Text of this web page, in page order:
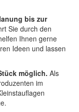
bis zur
Sie durch den
Ihnen gerne
Ideen und lassen
möglich. Als
im